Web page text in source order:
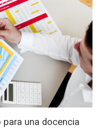
una docencia